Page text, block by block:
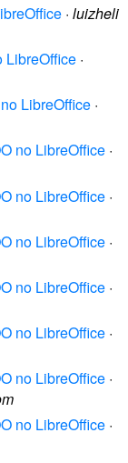
· luizheli
LibreOffice ·
LibreOffice ·
no LibreOffice ·
no LibreOffice ·
no LibreOffice ·
no LibreOffice ·
no LibreOffice ·
no LibreOffice ·
no LibreOffice ·